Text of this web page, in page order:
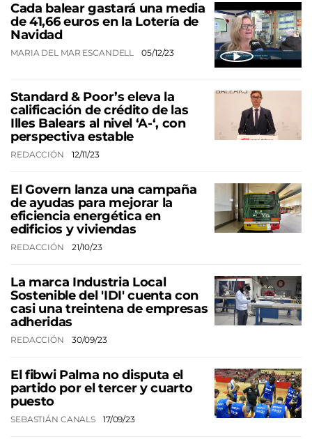
Cada balear gastará una media
de 41,66 euros en la Lotería de
Navidad
MARIA DEL MAR ESCANDELL 05/12/23
Standard & Poor’s eleva la
calificación de crédito de las
Illes Balears al nivel ‘A-‘, con
perspectiva estable
REDACCIÓN 12/11/23
El Govern lanza una campaña
de ayudas para mejorar la
eficiencia energética en
edificios y viviendas
REDACCIÓN 21/10/23
La marca Industria Local
Sostenible del 'IDI' cuenta con
casi una treintena de empresas
adheridas
REDACCIÓN 30/09/23
El fibwi Palma no disputa el
partido por el tercer y cuarto
puesto
SEBASTIÁN CANALS 17/09/23